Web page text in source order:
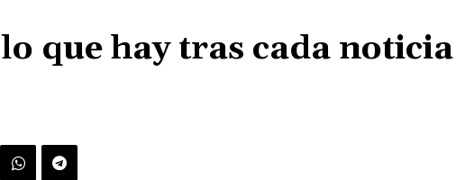
lo que hay tras cada noticia